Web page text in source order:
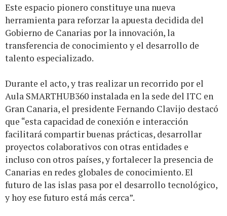
Este espacio pionero constituye una nueva
herramienta para reforzar la apuesta decidida del
Gobierno de Canarias por la innovación, la
transferencia de conocimiento y el desarrollo de
talento especializado.
Durante el acto, y tras realizar un recorrido por el
Aula SMARTHUB360 instalada en la sede del ITC en
Gran Canaria, el presidente Fernando Clavijo destacó
que “esta capacidad de conexión e interacción
facilitará compartir buenas prácticas, desarrollar
proyectos colaborativos con otras entidades e
incluso con otros países, y fortalecer la presencia de
Canarias en redes globales de conocimiento. El
futuro de las islas pasa por el desarrollo tecnológico,
y hoy ese futuro está más cerca”.